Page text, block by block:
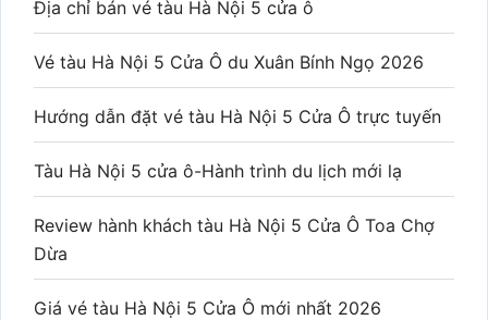
Địa chỉ bán vé tàu Hà Nội 5 cửa ô
Vé tàu Hà Nội 5 Cửa Ô du Xuân Bính Ngọ 2026
Hướng dẫn đặt vé tàu Hà Nội 5 Cửa Ô trực tuyến
Tàu Hà Nội 5 cửa ô-Hành trình du lịch mới lạ
Review hành khách tàu Hà Nội 5 Cửa Ô Toa Chợ
Dừa
Giá vé tàu Hà Nội 5 Cửa Ô mới nhất 2026